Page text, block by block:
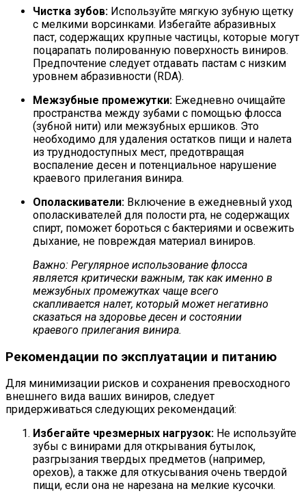
Чистка зубов: Используйте мягкую зубную щетку
с мелкими ворсинками. Избегайте абразивных
паст, содержащих крупные частицы, которые могут
поцарапать полированную поверхность виниров.
Предпочтение следует отдавать пастам с низким
уровнем абразивности (RDA).
Межзубные промежутки: Ежедневно очищайте
пространства между зубами с помощью флосса
(зубной нити) или межзубных ершиков. Это
необходимо для удаления остатков пищи и налета
из труднодоступных мест, предотвращая
воспаление десен и потенциальное нарушение
краевого прилегания винира.
Ополаскиватели: Включение в ежедневный уход
ополаскивателей для полости рта, не содержащих
спирт, поможет бороться с бактериями и освежить
дыхание, не повреждая материал виниров.
Важно: Регулярное использование флосса
является критически важным, так как именно в
межзубных промежутках чаще всего
скапливается налет, который может негативно
сказаться на здоровье десен и состоянии
краевого прилегания винира.
Рекомендации по эксплуатации и питанию
Для минимизации рисков и сохранения превосходного
внешнего вида ваших виниров, следует
придерживаться следующих рекомендаций:
Избегайте чрезмерных нагрузок: Не используйте
зубы с винирами для открывания бутылок,
разгрызания твердых предметов (например,
орехов), а также для откусывания очень твердой
пищи, если она не нарезана на мелкие кусочки.